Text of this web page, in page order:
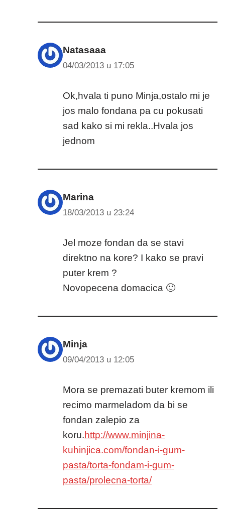
Natasaaa
04/03/2013 u 17:05
Ok,hvala ti puno Minja,ostalo mi je
jos malo fondana pa cu pokusati
sad kako si mi rekla..Hvala jos
jednom
Marina
18/03/2013 u 23:24
Jel moze fondan da se stavi
direktno na kore? I kako se pravi
puter krem ?
Novopecena domacica 🙂
Minja
09/04/2013 u 12:05
Mora se premazati buter kremom ili
recimo marmeladom da bi se
fondan zalepio za
koru.http://www.minjina-
kuhinjica.com/fondan-i-gum-
pasta/torta-fondam-i-gum-
pasta/prolecna-torta/